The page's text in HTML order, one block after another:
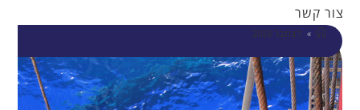
צור קשר
» דצמבר 2018